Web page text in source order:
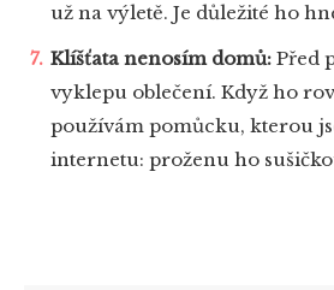
už na výletě. Je důležité ho
Klíšťata nenosím domů: Před
vyklepu oblečení. Když ho
používám pomůcku, kterou
internetu: proženu ho